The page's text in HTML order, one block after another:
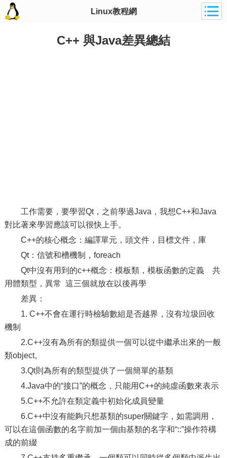
Linux教程網
C++ 與Java差異總結
工作需要，要學習Qt，之前學過Java，我想C++和Java
對比著來學習應該可以很快上手。
C++的核心概念：編譯單元，頭文件，目標文件，庫
Qt：信號和槽機制，foreach
Qt中沒有用到的c++概念：模板類，模板函數的定義 共
用體類型，異常 這三個就放在以後再學
差異：
1. C++不會在運行時檢驗數組是否越界，沒有垃圾回收
機制
2.C++沒有為所有的類提供一個可以從中繼承出來的一般
類object。
3.Qt則為所有的類型提供了一個簡單的基類
4.Java中的“接口”的概念，只能用C++的純虛函數來表示
5.C++不允許在類定義中初始化成員變量
6.C++中沒有能夠只想基類的super關鍵字，如需調用，
可以在這個函數的名字前加一個由基類的名字和“::”操作符構
成的前綴